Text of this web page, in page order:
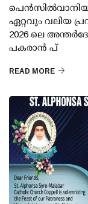
ഏറ്റവും വലിയ
2026 ലെ
പകരാന്‍ പ്
READ MORE